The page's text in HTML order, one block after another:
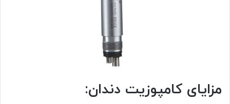
مزایای کامپوزیت دندان: